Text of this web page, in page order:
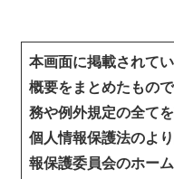
本画面に掲載されて
概要をまとめたもの
務や例外規定の全て
個人情報保護法のよ
報保護委員会のホー